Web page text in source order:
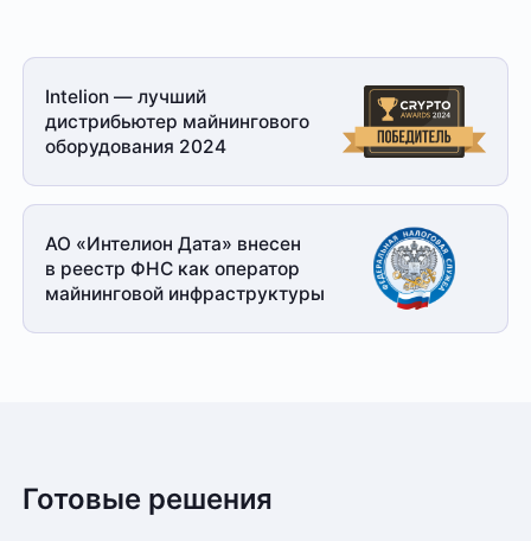
Intelion — лучший
дистрибьютер майнингового
оборудования 2024
АО «Интелион Дата» внесен
в реестр ФНС как оператор
майнинговой инфраструктуры
Готовые решения